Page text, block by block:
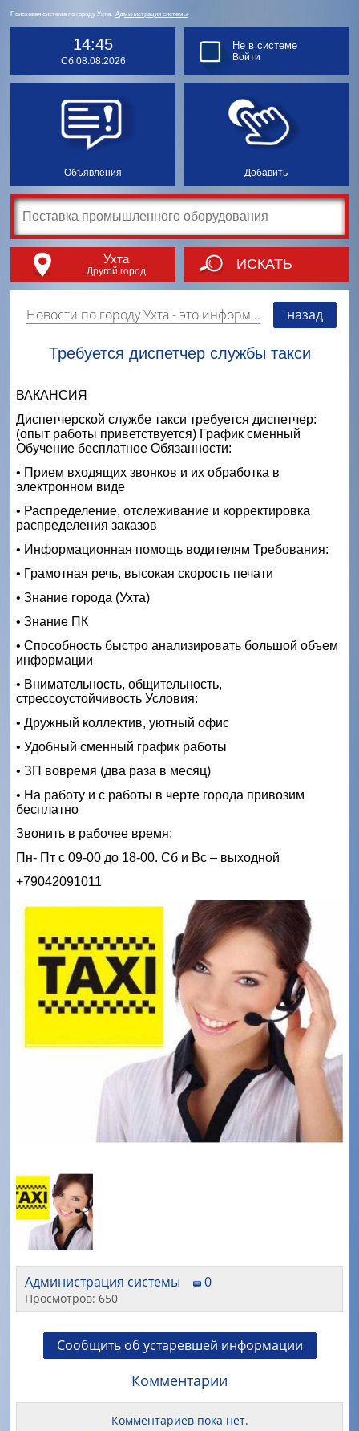
Поисковая система по городу Ухта. Администрация системы
14:45
Сб 08.08.2026
Объявления Добавить
Не в системе
Войти
Ухта
Другой город ИСКАТЬ
Новости по городу Ухта- это информация о событиях, мероприятиях и торгово-коммерческой деятельности города. Страницу наполняют платные и бесплатные объявления, имеющие функцию "поднятия вверх списка". назад
Требуется диспетчер службы такси
ВАКАНСИЯ
Диспетчерской службе такси требуется диспетчер:
(опыт работы приветствуется) График сменный
Обучение бесплатное Обязанности:
• Прием входящих звонков и их обработка в
электронном виде
• Распределение, отслеживание и корректировка
распределения заказов
• Информационная помощь водителям Требования:
• Грамотная речь, высокая скорость печати
• Знание города (Ухта)
• Знание ПК
• Способность быстро анализировать большой объем
информации
• Внимательность, общительность,
стрессоустойчивость Условия:
• Дружный коллектив, уютный офис
• Удобный сменный график работы
• ЗП вовремя (два раза в месяц)
• На работу и с работы в черте города привозим
бесплатно
Звонить в рабочее время:
Пн- Пт с 09-00 до 18-00. Сб и Вс – выходной
+79042091011
Администрация системы 0
Просмотров: 650
Сообщить об устаревшей информации
Комментарии
Комментариев пока нет.